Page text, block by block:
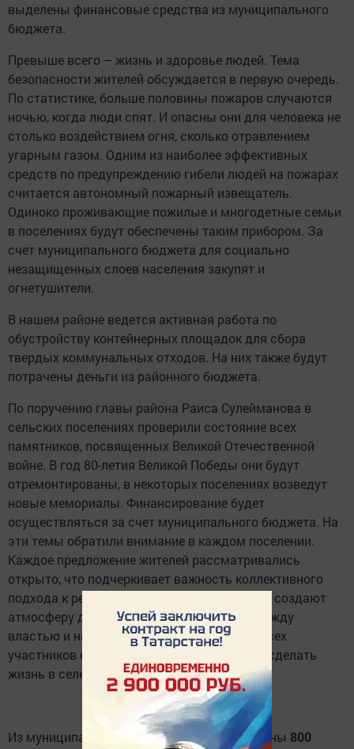
выделены финансовые средства из муниципального
бюджета.
Превыше всего – жизнь и здоровье людей. Тема
безопасности жителей обсуждается в первую очередь.
По статистике, больше половины пожаров случаются
ночью, когда люди спят. И опасны они для человека не
столько воздействием огня, сколько отравлением
угарным газом. Одним из наиболее эффективных
средств по предупреждению гибели людей на пожарах
считается автономный пожарный извещатель.
Одиноко проживающие пожилые и многодетные семьи
в поселениях будут обеспечены таким прибором. За
счет муниципального бюджета для социально
незащищенных слоев населения закупят и
огнетушители.
В нашем районе ведется активная работа по
обустройству контейнерных площадок для сбора
твердых коммунальных отходов. На них также будут
потрачены деньги из районного бюджета.
По поручению главы района Раиса Сулейманова в
сельских поселениях проверили состояние всех
памятников, посвященных Великой Отечественной
войне. В год 80-летия Великой Победы они будут
отремонтированы, в некоторых поселениях возведут
новые мемориалы. Финансирование будет
осуществляться за счет муниципального бюджета. На
эти темы обратили внимание в каждом поселении.
Каждое предложение жителей рассматривались
открыто, что подчеркивает важность коллективного
подхода к решению проблем. Такие встречи создают
атмосферу доверия и взаимопонимания между
властью и населением, а общий замысел всех
участников схода остается неизменным – сделать
жизнь в селе более комфортной.
НАДЕЖДИНСКОЕ СП
Из муниципального бюджета будут выделены 800